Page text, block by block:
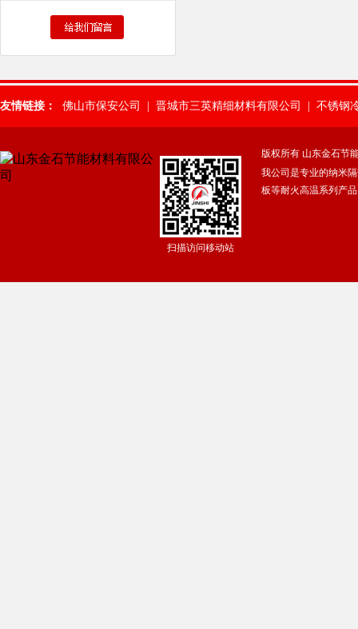
友情链接： 佛山市保安公司 晋城市三英精细材料有限公司 不锈钢
武汉市保安服务有限公司 山东除氟
东莞常平保安公司 | 东莞横沥保安公司 | 佛山保安服
广东得安保安服务有限公司中山分公
扫描访问移动站
版权所有 山东金石节
我公司是专业的纳米
板等耐火高温系列产